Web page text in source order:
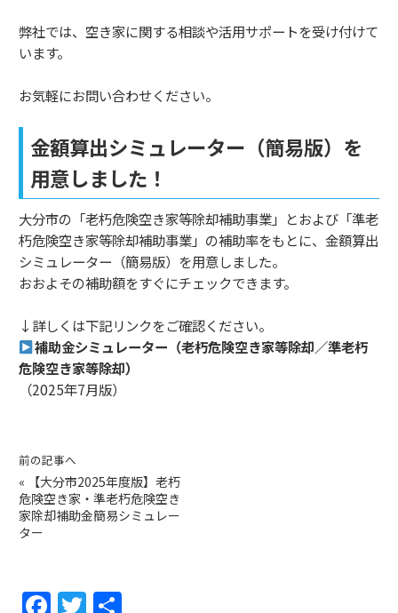
弊社では、空き家に関する相談や活用サポートを受け付けて
います。
お気軽にお問い合わせください。
金額算出シミュレーター（簡易版）を
用意しました！
大分市の「老朽危険空き家等除却補助事業」とおよび「準老
朽危険空き家等除却補助事業」の補助率をもとに、金額算出
シミュレーター（簡易版）を用意しました。
おおよその補助額をすぐにチェックできます。
↓詳しくは下記リンクをご確認ください。
補助金シミュレーター（老朽危険空き家等除却／準老朽
危険空き家等除却）
（2025年7月版）
前の記事へ
«
【大分市2025年度版】老朽
危険空き家・準老朽危険空き
家除却補助金簡易シミュレー
ター